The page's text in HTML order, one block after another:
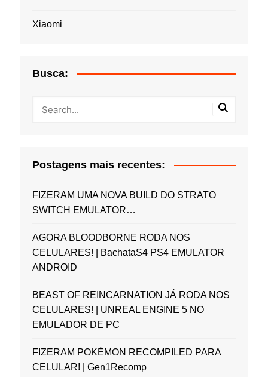
Xiaomi
Busca:
Postagens mais recentes:
FIZERAM UMA NOVA BUILD DO STRATO
SWITCH EMULATOR…
AGORA BLOODBORNE RODA NOS
CELULARES! | BachataS4 PS4 EMULATOR
ANDROID
BEAST OF REINCARNATION JÁ RODA NOS
CELULARES! | UNREAL ENGINE 5 NO
EMULADOR DE PC
FIZERAM POKÉMON RECOMPILED PARA
CELULAR! | Gen1Recomp